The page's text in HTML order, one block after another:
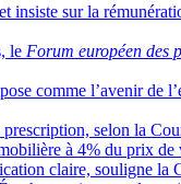
insiste sur la
le Forum européen des
comme l’avenir de
prescription, selon la
à 4% du prix de
claire, souligne la